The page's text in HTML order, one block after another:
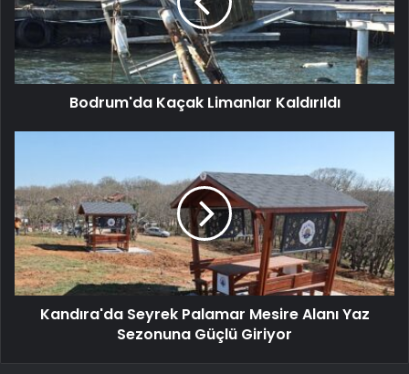
Bodrum'da Kaçak Limanlar Kaldırıldı
Kandıra'da Seyrek Palamar Mesire Alanı Yaz
Sezonuna Güçlü Giriyor